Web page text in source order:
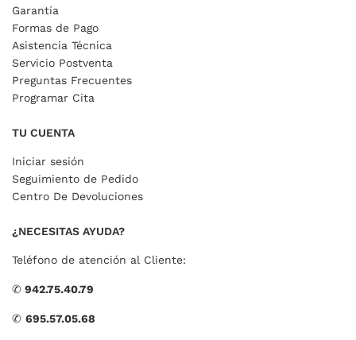
Garantía
Formas de Pago
Asistencia Técnica
Servicio Postventa
Preguntas Frecuentes
Programar Cita
TU CUENTA
Iniciar sesión
Seguimiento de Pedido
Centro De Devoluciones
¿NECESITAS AYUDA?
Teléfono de atención al Cliente:
✆ 942.75.40.79
✆ 695.57.05.68